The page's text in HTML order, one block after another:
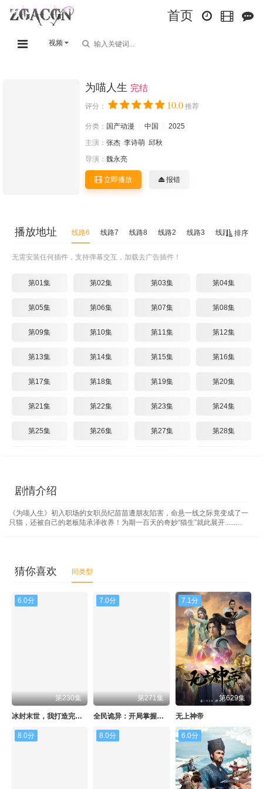
首页
视频
为喵人生 完结
评分： 10.0 推荐
分类： 国产动漫 中国
2025
主演： 张杰 李诗萌 邱秋
导演： 魏永亮
立即播放 报错
排序
播放地址 线路6 线路7 线路8 线路2 线路3 线路1 线路5
无需安装任何插件，支持弹幕交互，加载去广告插件！
第01集 第02集 第03集 第04集
第05集 第06集 第07集 第08集
第09集 第10集 第11集 第12集
第13集 第14集 第15集 第16集
第17集 第18集 第19集 第20集
第21集 第22集 第23集 第24集
第25集 第26集 第27集 第28集
剧情介绍
《为喵人生》初入职场的女职员纪苗苗遭朋友陷害，命悬一线之际竟变成了一
只猫，还被自己的老板陆承泽收养！为期一百天的奇妙“猫生”就此展开......…
猜你喜欢 同类型
6.0分
第230集
冰封末世，我打造完美领地 动态漫画
7.0分
第271集
全民诡异：开局掌握零元购 动态漫画
7.1分
第629集
无上神帝
8.0分 8.0分 6.0分